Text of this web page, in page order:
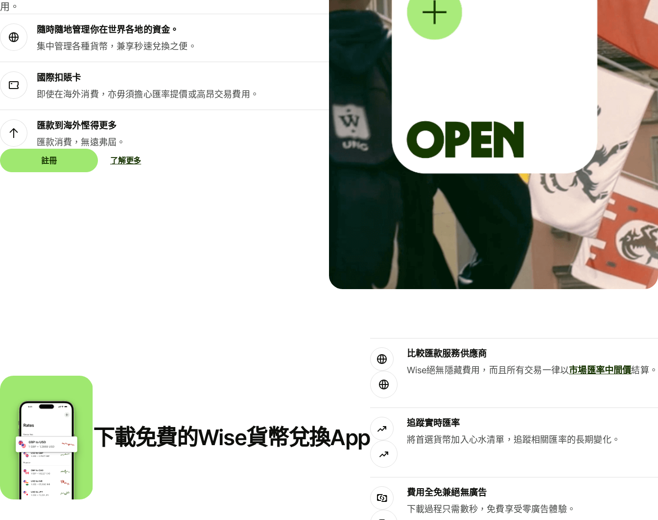
用。
隨時隨地管理你在世界各地的資金。
集中管理各種貨幣，兼享秒速兌換之便。
國際扣賬卡
即使在海外消費，亦毋須擔心匯率提價或高昂交易費用。
匯款到海外慳得更多
匯款消費，無遠弗屆。
註冊 了解更多
下載免費的Wise貨幣兌換App
比較匯款服務供應商
Wise絕無隱藏費用，而且所有交易一律以市場匯率中間價結算。
追蹤實時匯率
將首選貨幣加入心水清單，追蹤相關匯率的長期變化。
費用全免兼絕無廣告
下載過程只需數秒，免費享受零廣告體驗。